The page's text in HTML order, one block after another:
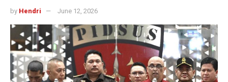
by Hendri June 12, 2026